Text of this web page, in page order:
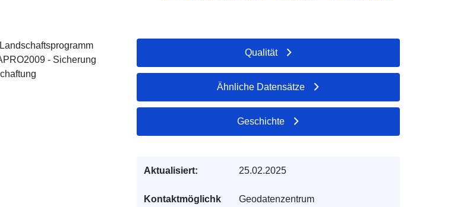
- Sicherung
Qualität
Ähnliche Datensätze
Geschichte
Aktualisiert: 25.02.2025
Kontaktmöglichk
Geodatenzentrum